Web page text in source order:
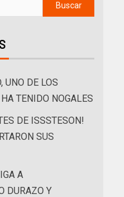
UNO DE LOS
TENIDO NOGALES
DE ISSSTESON!
SUS
A
DURAZO Y